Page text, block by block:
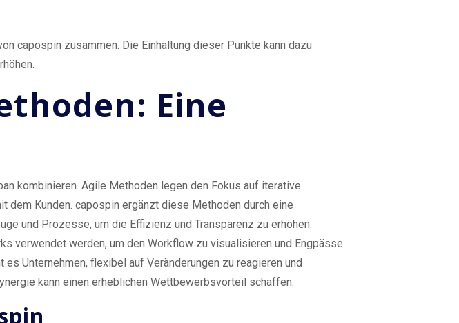
capospin zusammen. Die Einhaltung dieser Punkte kann dazu
Eine
kombinieren. Agile Methoden legen den Fokus auf iterative
dem Kunden. capospin ergänzt diese Methoden durch eine
und Prozesse, um die Effizienz und Transparenz zu erhöhen.
verwendet werden, um den Workflow zu visualisieren und Engpässe
Unternehmen, flexibel auf Veränderungen zu reagieren und
kann einen erheblichen Wettbewerbsvorteil schaffen.